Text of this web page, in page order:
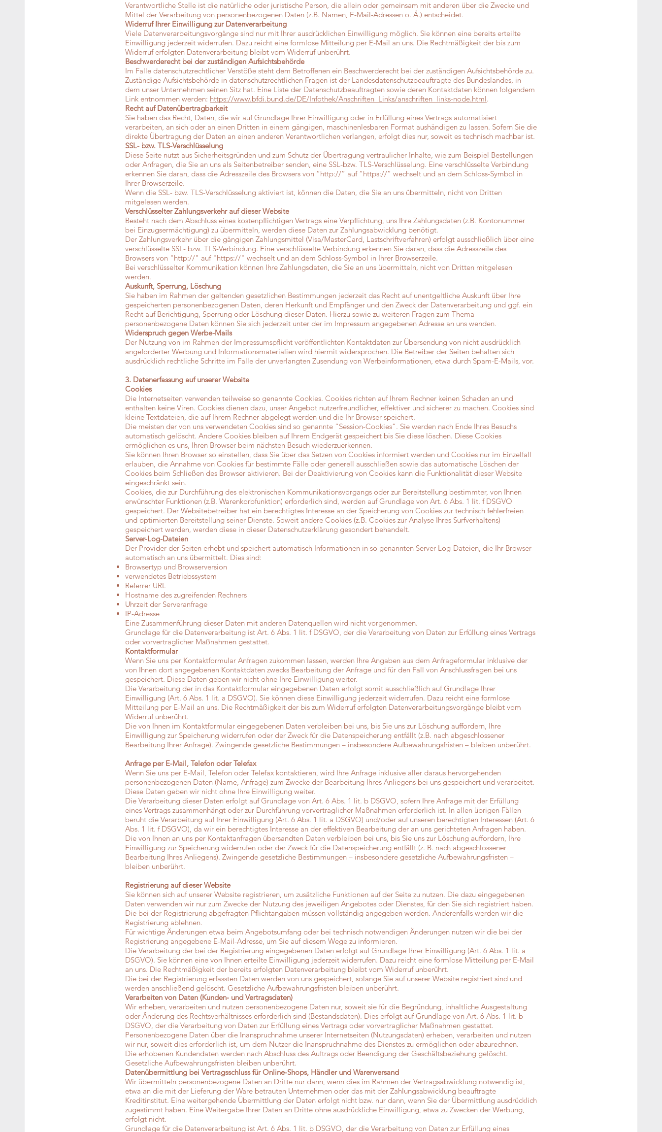
Verantwortliche Stelle ist die natürliche oder juristische Person, die allein oder gemeinsam mit anderen über die Zwecke und
Mittel der Verarbeitung von personenbezogenen Daten (z.B. Namen, E-Mail-Adressen o. Ä.) entscheidet.
Widerruf Ihrer Einwilligung zur Datenverarbeitung
Viele Datenverarbeitungsvorgänge sind nur mit Ihrer ausdrücklichen Einwilligung möglich. Sie können eine bereits erteilte
Einwilligung jederzeit widerrufen. Dazu reicht eine formlose Mitteilung per E-Mail an uns. Die Rechtmäßigkeit der bis zum
Widerruf erfolgten Datenverarbeitung bleibt vom Widerruf unberührt.
Beschwerderecht bei der zuständigen Aufsichtsbehörde
Im Falle datenschutzrechtlicher Verstöße steht dem Betroffenen ein Beschwerderecht bei der zuständigen Aufsichtsbehörde zu.
Zuständige Aufsichtsbehörde in datenschutzrechtlichen Fragen ist der Landesdatenschutzbeauftragte des Bundeslandes, in
dem unser Unternehmen seinen Sitz hat. Eine Liste der Datenschutzbeauftragten sowie deren Kontaktdaten können folgendem
Link entnommen werden: https://www.bfdi.bund.de/DE/Infothek/Anschriften_Links/anschriften_links-node.html.
Recht auf Datenübertragbarkeit
Sie haben das Recht, Daten, die wir auf Grundlage Ihrer Einwilligung oder in Erfüllung eines Vertrags automatisiert
verarbeiten, an sich oder an einen Dritten in einem gängigen, maschinenlesbaren Format aushändigen zu lassen. Sofern Sie die
direkte Übertragung der Daten an einen anderen Verantwortlichen verlangen, erfolgt dies nur, soweit es technisch machbar ist.
SSL- bzw. TLS-Verschlüsselung
Diese Seite nutzt aus Sicherheitsgründen und zum Schutz der Übertragung vertraulicher Inhalte, wie zum Beispiel Bestellungen
oder Anfragen, die Sie an uns als Seitenbetreiber senden, eine SSL-bzw. TLS-Verschlüsselung. Eine verschlüsselte Verbindung
erkennen Sie daran, dass die Adresszeile des Browsers von “http://” auf “https://” wechselt und an dem Schloss-Symbol in
Ihrer Browserzeile.
Wenn die SSL- bzw. TLS-Verschlüsselung aktiviert ist, können die Daten, die Sie an uns übermitteln, nicht von Dritten
mitgelesen werden.
Verschlüsselter Zahlungsverkehr auf dieser Website
Besteht nach dem Abschluss eines kostenpflichtigen Vertrags eine Verpflichtung, uns Ihre Zahlungsdaten (z.B. Kontonummer
bei Einzugsermächtigung) zu übermitteln, werden diese Daten zur Zahlungsabwicklung benötigt.
Der Zahlungsverkehr über die gängigen Zahlungsmittel (Visa/MasterCard, Lastschriftverfahren) erfolgt ausschließlich über eine
verschlüsselte SSL- bzw. TLS-Verbindung. Eine verschlüsselte Verbindung erkennen Sie daran, dass die Adresszeile des
Browsers von "http://" auf "https://" wechselt und an dem Schloss-Symbol in Ihrer Browserzeile.
Bei verschlüsselter Kommunikation können Ihre Zahlungsdaten, die Sie an uns übermitteln, nicht von Dritten mitgelesen
werden.
Auskunft, Sperrung, Löschung
Sie haben im Rahmen der geltenden gesetzlichen Bestimmungen jederzeit das Recht auf unentgeltliche Auskunft über Ihre
gespeicherten personenbezogenen Daten, deren Herkunft und Empfänger und den Zweck der Datenverarbeitung und ggf. ein
Recht auf Berichtigung, Sperrung oder Löschung dieser Daten. Hierzu sowie zu weiteren Fragen zum Thema
personenbezogene Daten können Sie sich jederzeit unter der im Impressum angegebenen Adresse an uns wenden.
Widerspruch gegen Werbe-Mails
Der Nutzung von im Rahmen der Impressumspflicht veröffentlichten Kontaktdaten zur Übersendung von nicht ausdrücklich
angeforderter Werbung und Informationsmaterialien wird hiermit widersprochen. Die Betreiber der Seiten behalten sich
ausdrücklich rechtliche Schritte im Falle der unverlangten Zusendung von Werbeinformationen, etwa durch Spam-E-Mails, vor.
3. Datenerfassung auf unserer Website
Cookies
Die Internetseiten verwenden teilweise so genannte Cookies. Cookies richten auf Ihrem Rechner keinen Schaden an und
enthalten keine Viren. Cookies dienen dazu, unser Angebot nutzerfreundlicher, effektiver und sicherer zu machen. Cookies sind
kleine Textdateien, die auf Ihrem Rechner abgelegt werden und die Ihr Browser speichert.
Die meisten der von uns verwendeten Cookies sind so genannte “Session-Cookies”. Sie werden nach Ende Ihres Besuchs
automatisch gelöscht. Andere Cookies bleiben auf Ihrem Endgerät gespeichert bis Sie diese löschen. Diese Cookies
ermöglichen es uns, Ihren Browser beim nächsten Besuch wiederzuerkennen.
Sie können Ihren Browser so einstellen, dass Sie über das Setzen von Cookies informiert werden und Cookies nur im Einzelfall
erlauben, die Annahme von Cookies für bestimmte Fälle oder generell ausschließen sowie das automatische Löschen der
Cookies beim Schließen des Browser aktivieren. Bei der Deaktivierung von Cookies kann die Funktionalität dieser Website
eingeschränkt sein.
Cookies, die zur Durchführung des elektronischen Kommunikationsvorgangs oder zur Bereitstellung bestimmter, von Ihnen
erwünschter Funktionen (z.B. Warenkorbfunktion) erforderlich sind, werden auf Grundlage von Art. 6 Abs. 1 lit. f DSGVO
gespeichert. Der Websitebetreiber hat ein berechtigtes Interesse an der Speicherung von Cookies zur technisch fehlerfreien
und optimierten Bereitstellung seiner Dienste. Soweit andere Cookies (z.B. Cookies zur Analyse Ihres Surfverhaltens)
gespeichert werden, werden diese in dieser Datenschutzerklärung gesondert behandelt.
Server-Log-Dateien
Der Provider der Seiten erhebt und speichert automatisch Informationen in so genannten Server-Log-Dateien, die Ihr Browser
automatisch an uns übermittelt. Dies sind:
Browsertyp und Browserversion
verwendetes Betriebssystem
Referrer URL
Hostname des zugreifenden Rechners
Uhrzeit der Serveranfrage
IP-Adresse
Eine Zusammenführung dieser Daten mit anderen Datenquellen wird nicht vorgenommen.
Grundlage für die Datenverarbeitung ist Art. 6 Abs. 1 lit. f DSGVO, der die Verarbeitung von Daten zur Erfüllung eines Vertrags
oder vorvertraglicher Maßnahmen gestattet.
Kontaktformular
Wenn Sie uns per Kontaktformular Anfragen zukommen lassen, werden Ihre Angaben aus dem Anfrageformular inklusive der
von Ihnen dort angegebenen Kontaktdaten zwecks Bearbeitung der Anfrage und für den Fall von Anschlussfragen bei uns
gespeichert. Diese Daten geben wir nicht ohne Ihre Einwilligung weiter.
Die Verarbeitung der in das Kontaktformular eingegebenen Daten erfolgt somit ausschließlich auf Grundlage Ihrer
Einwilligung (Art. 6 Abs. 1 lit. a DSGVO). Sie können diese Einwilligung jederzeit widerrufen. Dazu reicht eine formlose
Mitteilung per E-Mail an uns. Die Rechtmäßigkeit der bis zum Widerruf erfolgten Datenverarbeitungsvorgänge bleibt vom
Widerruf unberührt.
Die von Ihnen im Kontaktformular eingegebenen Daten verbleiben bei uns, bis Sie uns zur Löschung auffordern, Ihre
Einwilligung zur Speicherung widerrufen oder der Zweck für die Datenspeicherung entfällt (z.B. nach abgeschlossener
Bearbeitung Ihrer Anfrage). Zwingende gesetzliche Bestimmungen – insbesondere Aufbewahrungsfristen – bleiben unberührt.
Anfrage per E-Mail, Telefon oder Telefax
Wenn Sie uns per E-Mail, Telefon oder Telefax kontaktieren, wird Ihre Anfrage inklusive aller daraus hervorgehenden
personenbezogenen Daten (Name, Anfrage) zum Zwecke der Bearbeitung Ihres Anliegens bei uns gespeichert und verarbeitet.
Diese Daten geben wir nicht ohne Ihre Einwilligung weiter.
Die Verarbeitung dieser Daten erfolgt auf Grundlage von Art. 6 Abs. 1 lit. b DSGVO, sofern Ihre Anfrage mit der Erfüllung
eines Vertrags zusammenhängt oder zur Durchführung vorvertraglicher Maßnahmen erforderlich ist. In allen übrigen Fällen
beruht die Verarbeitung auf Ihrer Einwilligung (Art. 6 Abs. 1 lit. a DSGVO) und/oder auf unseren berechtigten Interessen (Art. 6
Abs. 1 lit. f DSGVO), da wir ein berechtigtes Interesse an der effektiven Bearbeitung der an uns gerichteten Anfragen haben.
Die von Ihnen an uns per Kontaktanfragen übersandten Daten verbleiben bei uns, bis Sie uns zur Löschung auffordern, Ihre
Einwilligung zur Speicherung widerrufen oder der Zweck für die Datenspeicherung entfällt (z. B. nach abgeschlossener
Bearbeitung Ihres Anliegens). Zwingende gesetzliche Bestimmungen – insbesondere gesetzliche Aufbewahrungsfristen –
bleiben unberührt.
Registrierung auf dieser Website
Sie können sich auf unserer Website registrieren, um zusätzliche Funktionen auf der Seite zu nutzen. Die dazu eingegebenen
Daten verwenden wir nur zum Zwecke der Nutzung des jeweiligen Angebotes oder Dienstes, für den Sie sich registriert haben.
Die bei der Registrierung abgefragten Pflichtangaben müssen vollständig angegeben werden. Anderenfalls werden wir die
Registrierung ablehnen.
Für wichtige Änderungen etwa beim Angebotsumfang oder bei technisch notwendigen Änderungen nutzen wir die bei der
Registrierung angegebene E-Mail-Adresse, um Sie auf diesem Wege zu informieren.
Die Verarbeitung der bei der Registrierung eingegebenen Daten erfolgt auf Grundlage Ihrer Einwilligung (Art. 6 Abs. 1 lit. a
DSGVO). Sie können eine von Ihnen erteilte Einwilligung jederzeit widerrufen. Dazu reicht eine formlose Mitteilung per E-Mail
an uns. Die Rechtmäßigkeit der bereits erfolgten Datenverarbeitung bleibt vom Widerruf unberührt.
Die bei der Registrierung erfassten Daten werden von uns gespeichert, solange Sie auf unserer Website registriert sind und
werden anschließend gelöscht. Gesetzliche Aufbewahrungsfristen bleiben unberührt.
Verarbeiten von Daten (Kunden- und Vertragsdaten)
Wir erheben, verarbeiten und nutzen personenbezogene Daten nur, soweit sie für die Begründung, inhaltliche Ausgestaltung
oder Änderung des Rechtsverhältnisses erforderlich sind (Bestandsdaten). Dies erfolgt auf Grundlage von Art. 6 Abs. 1 lit. b
DSGVO, der die Verarbeitung von Daten zur Erfüllung eines Vertrags oder vorvertraglicher Maßnahmen gestattet.
Personenbezogene Daten über die Inanspruchnahme unserer Internetseiten (Nutzungsdaten) erheben, verarbeiten und nutzen
wir nur, soweit dies erforderlich ist, um dem Nutzer die Inanspruchnahme des Dienstes zu ermöglichen oder abzurechnen.
Die erhobenen Kundendaten werden nach Abschluss des Auftrags oder Beendigung der Geschäftsbeziehung gelöscht.
Gesetzliche Aufbewahrungsfristen bleiben unberührt.
Datenübermittlung bei Vertragsschluss für Online-Shops, Händler und Warenversand
Wir übermitteln personenbezogene Daten an Dritte nur dann, wenn dies im Rahmen der Vertragsabwicklung notwendig ist,
etwa an die mit der Lieferung der Ware betrauten Unternehmen oder das mit der Zahlungsabwicklung beauftragte
Kreditinstitut. Eine weitergehende Übermittlung der Daten erfolgt nicht bzw. nur dann, wenn Sie der Übermittlung ausdrücklich
zugestimmt haben. Eine Weitergabe Ihrer Daten an Dritte ohne ausdrückliche Einwilligung, etwa zu Zwecken der Werbung,
erfolgt nicht.
Grundlage für die Datenverarbeitung ist Art. 6 Abs. 1 lit. b DSGVO, der die Verarbeitung von Daten zur Erfüllung eines